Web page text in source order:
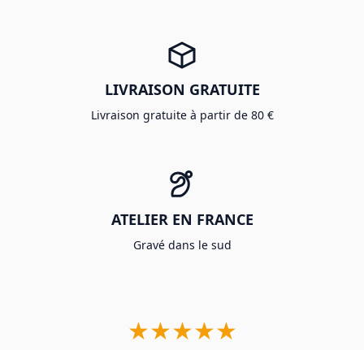
LIVRAISON GRATUITE
Livraison gratuite à partir de 80 €
ATELIER EN FRANCE
Gravé dans le sud
★★★★★